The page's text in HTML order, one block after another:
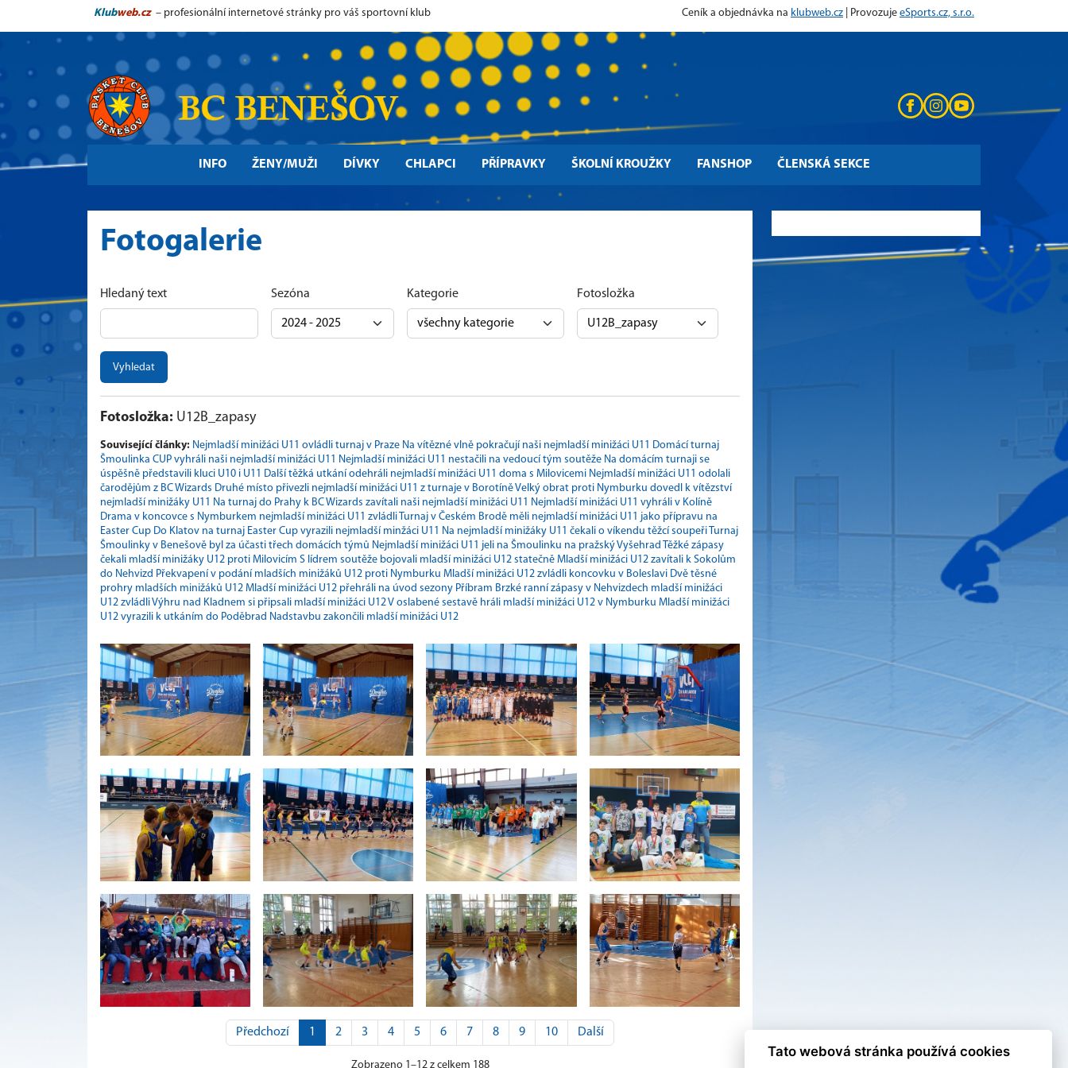
Klubweb.cz – profesionální internetové stránky pro váš sportovní klub Ceník a objednávka na klubweb.cz | Provozuje eSports.cz, s.r.o.
INFO ŽENY/MUŽI DÍVKY CHLAPCI PŘÍPRAVKY ŠKOLNÍ KROUŽKY FANSHOP ČLENSKÁ SEKCE
Fotogalerie
Hledaný text Sezóna Kategorie Fotosložka
Vyhledat
Fotosložka: U12B_zapasy
Související články: Nejmladší minižáci U11 ovládli turnaj v Praze Na vítězné vlně pokračují naši nejmladší minižáci U11 Domácí turnaj
Šmoulinka CUP vyhráli naši nejmladší minižáci U11 Nejmladší minižáci U11 nestačili na vedoucí tým soutěže Na domácím turnaji se
úspěšně představili kluci U10 i U11 Další těžká utkání odehráli nejmladší minižáci U11 doma s Milovicemi Nejmladší minižáci U11 odolali
čarodějům z BC Wizards Druhé místo přivezli nejmladší minižáci U11 z turnaje v BorotíněVelký obrat proti Nymburku dovedl k vítězství
nejmladší minižáky U11 Na turnaj do Prahy k BC Wizards zavítali naši nejmladší minižáci U11 Nejmladší minižáci U11 vyhráli v Kolíně
Drama v koncovce s Nymburkem nejmladší minižáci U11 zvládliTurnaj v Českém Brodě měli nejmladší minižáci U11 jako přípravu na
Easter Cup Do Klatov na turnaj Easter Cup vyrazili nejmladší minžáci U11 Na nejmladší minižáky U11 čekali o víkendu těžcí soupeřiTurnaj
Šmoulinky v Benešově byl za účasti třech domácích týmů Nejmladší minižáci U11 jeli na Šmoulinku na pražský Vyšehrad Těžké zápasy
čekali mladší minižáky U12 proti Milovicím S lídrem soutěže bojovali mladší minižáci U12 statečně Mladší minižáci U12 zavítali k Sokolům
do Nehvizd Překvapení v podání mladších minižáků U12 proti Nymburku Mladší minižáci U12 zvládli koncovku v Boleslavi Dvě těsné
prohry mladších minižáků U12 Mladší minižáci U12 přehráli na úvod sezony Příbram Brzké ranní zápasy v Nehvizdech mladší minižáci
U12 zvládliVýhru nad Kladnem si připsali mladší minižáci U12V oslabené sestavě hráli mladší minižáci U12 v Nymburku Mladší minižáci
U12 vyrazili k utkáním do Poděbrad Nadstavbu zakončili mladší minižáci U12
Předchozí 1 2 3 4 5 6 7 8 9 10 Další
Zobrazeno 1–12 z celkem 188
Tato webová stránka používá cookies